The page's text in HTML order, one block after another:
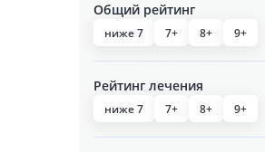
Общий рейтинг
ниже 7 7+ 8+ 9+
Рейтинг лечения
ниже 7 7+ 8+ 9+